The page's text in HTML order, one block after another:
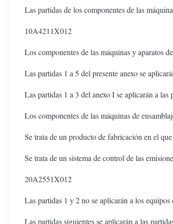
Las partidas de los componentes de las
10A4211X012
Los componentes de las máquinas y aparatos
Las partidas 1 a 5 del presente anexo se
Las partidas 1 a 3 del anexo I se aplicarán a las
Los componentes de las máquinas de
Se trata de un producto de fabricación en el
Se trata de un sistema de control de las
20A2551X012
Las partidas 1 y 2 no se aplicarán a los
Las partidas siguientes se aplicarán a las